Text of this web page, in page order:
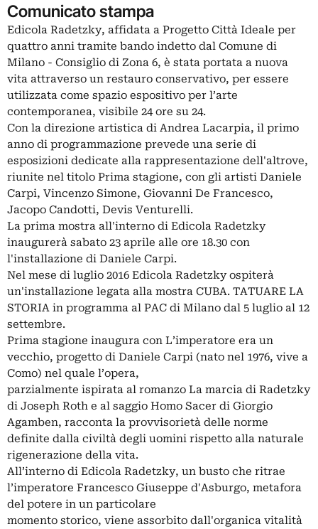
Comunicato stampa
Edicola Radetzky, affidata a Progetto Città Ideale per
quattro anni tramite bando indetto dal Comune di
Milano - Consiglio di Zona 6, è stata portata a nuova
vita attraverso un restauro conservativo, per essere
utilizzata come spazio espositivo per l’arte
contemporanea, visibile 24 ore su 24.
Con la direzione artistica di Andrea Lacarpia, il primo
anno di programmazione prevede una serie di
esposizioni dedicate alla rappresentazione dell'altrove,
riunite nel titolo Prima stagione, con gli artisti Daniele
Carpi, Vincenzo Simone, Giovanni De Francesco,
Jacopo Candotti, Devis Venturelli.
La prima mostra all'interno di Edicola Radetzky
inaugurerà sabato 23 aprile alle ore 18.30 con
l'installazione di Daniele Carpi.
Nel mese di luglio 2016 Edicola Radetzky ospiterà
un'installazione legata alla mostra CUBA. TATUARE LA
STORIA in programma al PAC di Milano dal 5 luglio al 12
settembre.
Prima stagione inaugura con L’imperatore era un
vecchio, progetto di Daniele Carpi (nato nel 1976, vive a
Como) nel quale l’opera,
parzialmente ispirata al romanzo La marcia di Radetzky
di Joseph Roth e al saggio Homo Sacer di Giorgio
Agamben, racconta la provvisorietà delle norme
definite dalla civiltà degli uomini rispetto alla naturale
rigenerazione della vita.
All’interno di Edicola Radetzky, un busto che ritrae
l’imperatore Francesco Giuseppe d'Asburgo, metafora
del potere in un particolare
momento storico, viene assorbito dall'organica vitalità